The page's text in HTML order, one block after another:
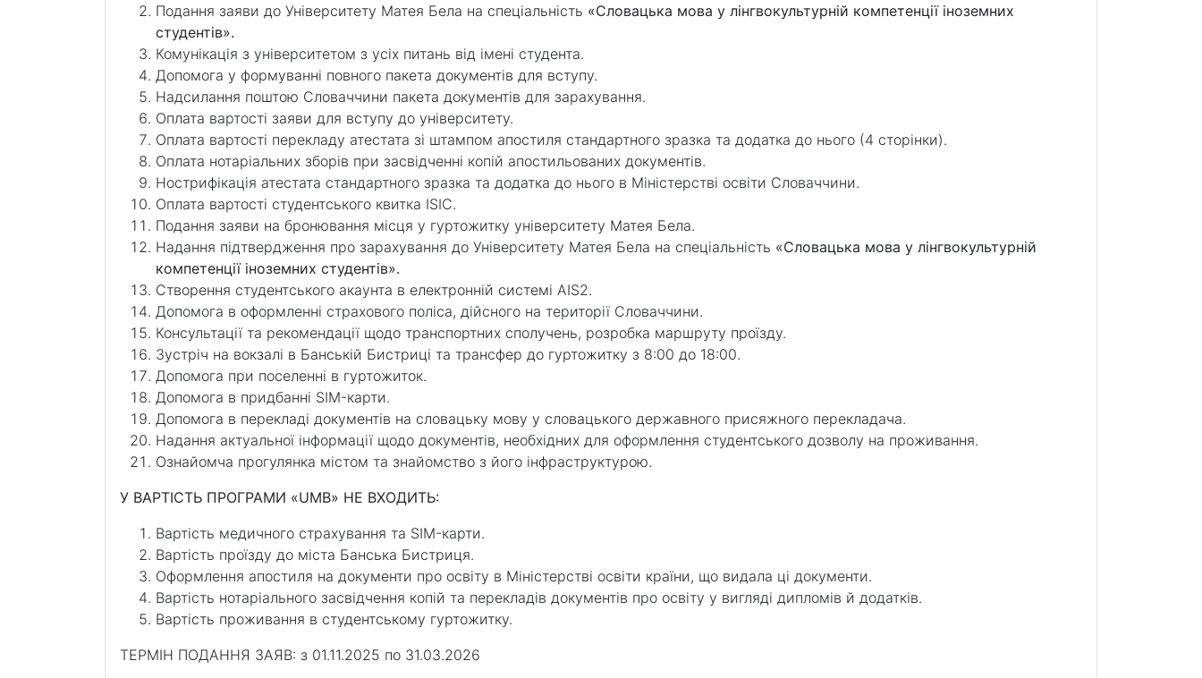
Подання заяви до Університету Матея Бела на спеціальність «Словацька мова у лінгвокультурній компетенції іноземних
студентів».
Комунікація з університетом з усіх питань від імені студента.
Допомога у формуванні повного пакета документів для вступу.
Надсилання поштою Словаччини пакета документів для зарахування.
Оплата вартості заяви для вступу до університету.
Оплата вартості перекладу атестата зі штампом апостиля стандартного зразка та додатка до нього (4 сторінки).
Оплата нотаріальних зборів при засвідченні копій апостильованих документів.
Нострифікація атестата стандартного зразка та додатка до нього в Міністерстві освіти Словаччини.
Оплата вартості студентського квитка ISIC.
Подання заяви на бронювання місця у гуртожитку університету Матея Бела.
Надання підтвердження про зарахування до Університету Матея Бела на спеціальність «Словацька мова у лінгвокультурній
компетенції іноземних студентів».
Створення студентського акаунта в електронній системі AIS2.
Допомога в оформленні страхового поліса, дійсного на території Словаччини.
Консультації та рекомендації щодо транспортних сполучень, розробка маршруту проїзду.
Зустріч на вокзалі в Банській Бистриці та трансфер до гуртожитку з 8:00 до 18:00.
Допомога при поселенні в гуртожиток.
Допомога в придбанні SIM-карти.
Допомога в перекладі документів на словацьку мову у словацького державного присяжного перекладача.
Надання актуальної інформації щодо документів, необхідних для оформлення студентського дозволу на проживання.
Ознайомча прогулянка містом та знайомство з його інфраструктурою.
У ВАРТІСТЬ ПРОГРАМИ «UMB» НЕ ВХОДИТЬ:
Вартість медичного страхування та SIM-карти.
Вартість проїзду до міста Банська Бистриця.
Оформлення апостиля на документи про освіту в Міністерстві освіти країни, що видала ці документи.
Вартість нотаріального засвідчення копій та перекладів документів про освіту у вигляді дипломів й додатків.
Вартість проживання в студентському гуртожитку.
ТЕРМІН ПОДАННЯ ЗАЯВ: з 01.11.2025 по 31.03.2026